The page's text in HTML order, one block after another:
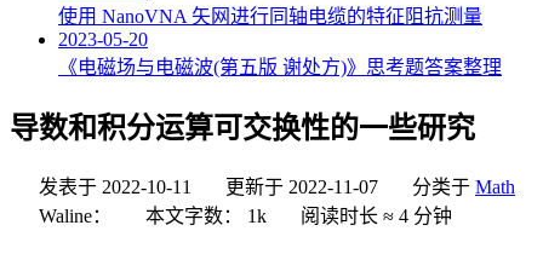
使用 NanoVNA 矢网进行同轴电缆的特征阻抗测量
2023-05-20
《电磁场与电磁波(第五版 谢处方)》思考题答案整理
导数和积分运算可交换性的一些研究
发表于 2022-10-11 更新于 2022-11-07 分类于 Math
Waline：
本文字数： 1k 阅读时长 ≈ 4 分钟